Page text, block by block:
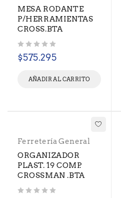
MESA RODANTE
P/HERRAMIENTAS
CROSS.BTA
$575.295
AÑADIR AL CARRITO
Ferretería General
ORGANIZADOR
PLAST. 19 COMP.
CROSSMAN .BTA